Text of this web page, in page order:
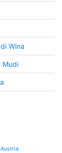
Wina
Mudi
Austria